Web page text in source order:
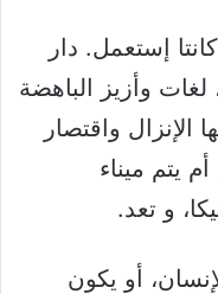
إستعمل. دار
وأزيز الباهضة
واقتصار
يتم ميناء
و تعد.
أو يكون